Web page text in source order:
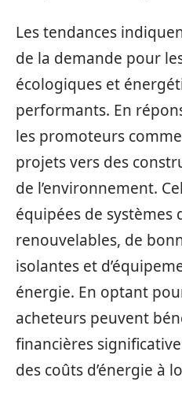
Les tendances
de la demande pour
écologiques et
performants. En
les promoteurs
projets vers des
de l’environnement.
équipées de systèmes
renouvelables, de
isolantes et
énergie. En optant
acheteurs peuvent
financières
des coûts d’énergie à